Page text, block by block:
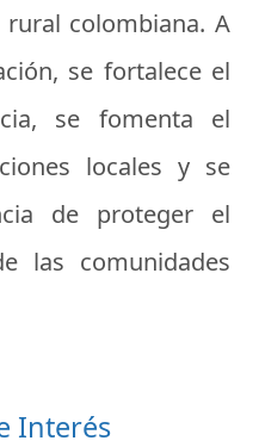
colombiana. A
se fortalece el
se fomenta el
locales y se
de proteger el
las comunidades
Interés